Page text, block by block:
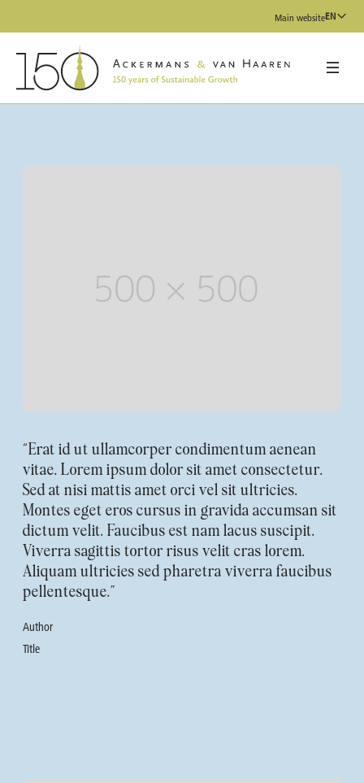
Main websiteEN
“Erat id ut ullamcorper condimentum aenean
vitae. Lorem ipsum dolor sit amet consectetur.
Sed at nisi mattis amet orci vel sit ultricies.
Montes eget eros cursus in gravida accumsan sit
dictum velit. Faucibus est nam lacus suscipit.
Viverra sagittis tortor risus velit cras lorem.
Aliquam ultricies sed pharetra viverra faucibus
pellentesque.”
Author
Title